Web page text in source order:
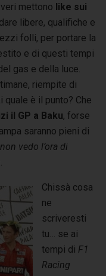
mettono like sui
libere, qualifiche e
folli, per portare la
e di questi tempi
gas e della luce.
riempite di
è il punto? Che
il GP a Baku, forse
saranno pieni di
vedo l’ora di
Chissà cosa
ne
scriveresti
tu… se ai
tempi di F1
Racing